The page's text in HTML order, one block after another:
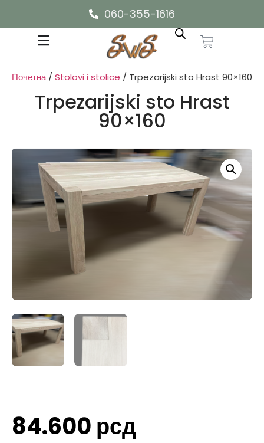
060-355-1616
Почетна/Stolovi i stolice / Trpezarijski sto Hrast 90×160
Trpezarijski sto Hrast
90×160
84.600 рсд